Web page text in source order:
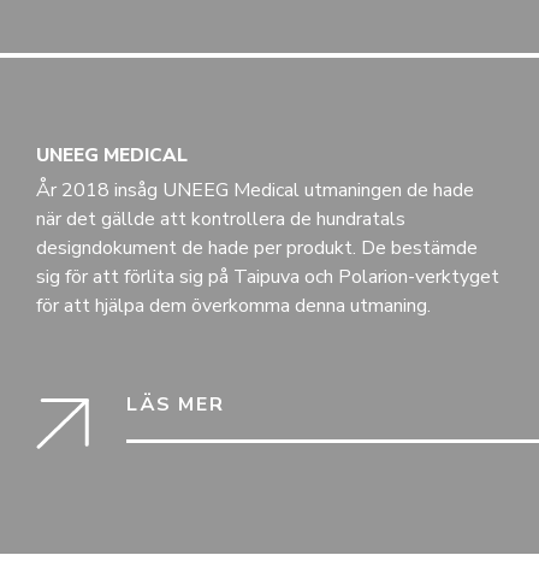
UNEEG MEDICAL
År 2018 insåg UNEEG Medical utmaningen de hade
när det gällde att kontrollera de hundratals
designdokument de hade per produkt. De bestämde
sig för att förlita sig på Taipuva och Polarion-verktyget
för att hjälpa dem överkomma denna utmaning.
LÄS MER